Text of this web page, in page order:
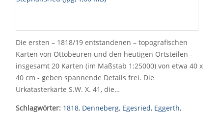
Die ersten – 1818/19 entstandenen – topografischen
Karten von Ottobeuren und den heutigen Ortsteilen -
insgesamt 20 Karten (im Maßstab 1:25000) von etwa 40 x
40 cm - geben spannende Details frei. Die
Urkatasterkarte S.W. X. 41, die…
Schlagwörter: 1818, Denneberg, Egesried, Eggerth,